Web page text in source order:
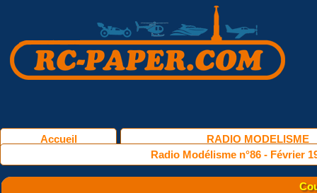
Accueil
RADIO MODELISME
Radio Modélisme n°86 - Février